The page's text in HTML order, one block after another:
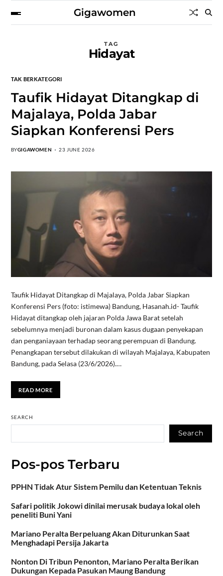
Gigawomen
TAG
Hidayat
TAK BERKATEGORI
Taufik Hidayat Ditangkap di
Majalaya, Polda Jabar
Siapkan Konferensi Pers
BYGIGAWOMEN 23 JUNE 2026
Taufik Hidayat Ditangkap di Majalaya, Polda Jabar Siapkan
Konferensi Pers (foto: istimewa) Bandung, Hasanah.id- Taufik
Hidayat ditangkap oleh jajaran Polda Jawa Barat setelah
sebelumnya menjadi buronan dalam kasus dugaan penyekapan
dan penganiayaan terhadap seorang perempuan di Bandung.
Penangkapan tersebut dilakukan di wilayah Majalaya, Kabupaten
Bandung, pada Selasa (23/6/2026).…
READ MORE
SEARCH
Search
Pos-pos Terbaru
PPHN Tidak Atur Sistem Pemilu dan Ketentuan Teknis
Safari politik Jokowi dinilai merusak budaya lokal oleh
peneliti Buni Yani
Mariano Peralta Berpeluang Akan Diturunkan Saat
Menghadapi Persija Jakarta
Nonton Di Tribun Penonton, Mariano Peralta Berikan
Dukungan Kepada Pasukan Maung Bandung